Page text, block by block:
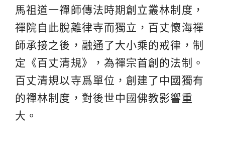
馬祖道一禪師傳法時期創立叢林制度，
禪院自此脫離律寺而獨立，百丈懷海禪
師承接之後，融通了大小乘的戒律，制
定《百丈清規》，為禪宗首創的法制。
百丈清規以寺爲單位，創建了中國獨有
的禪林制度，對後世中國佛教影響重
大。